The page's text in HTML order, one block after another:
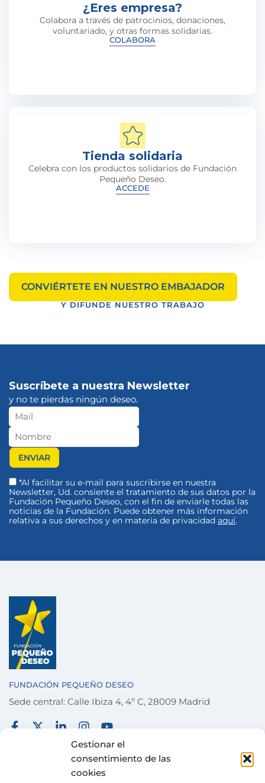
Gestionar el
consentimiento de las
cookies
Tienda solidaria
Celebra con los productos solidarios de Fundación
Pequeño Deseo.
ACCEDE
¿Eres empresa?
Colabora a través de patrocinios, donaciones,
voluntariado, y otras formas solidarias.
COLABORA
CONVIÉRTETE EN NUESTRO EMBAJADOR
Y DIFUNDE NUESTRO TRABAJO
Suscríbete a nuestra Newsletter
y no te pierdas ningún deseo.
*Al facilitar su e-mail para suscribirse en nuestra
Newsletter, Ud. consiente el tratamiento de sus datos por la
Fundación Pequeño Deseo, con el fin de enviarle todas las
noticias de la Fundación. Puede obtener más información
relativa a sus derechos y en materia de privacidad aquí.
FUNDACIÓN PEQUEÑO DESEO
Sede central: Calle Ibiza 4, 4º C, 28009 Madrid
POLÍTICA DE PRIVACIDAD